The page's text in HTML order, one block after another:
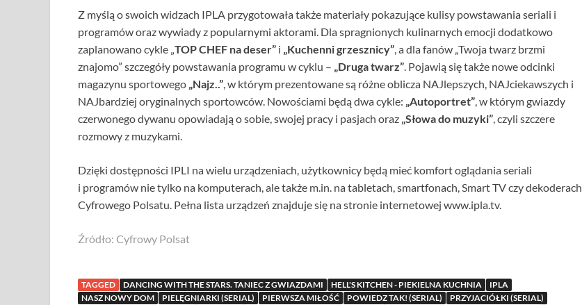
Z myślą o swoich widzach IPLA przygotowała także materiały pokazujące kulisy powstawania seriali i
programów oraz wywiady z popularnymi aktorami. Dla spragnionych kulinarnych emocji dodatkowo
zaplanowano cykle „TOP CHEF na deser” i „Kuchenni grzesznicy”, a dla fanów „Twoja twarz brzmi
znajomo” szczegóły powstawania programu w cyklu – „Druga twarz”. Pojawią się także nowe odcinki
magazynu sportowego „Najz..”, w którym prezentowane są różne oblicza NAJlepszych, NAJciekawszych i
NAJbardziej oryginalnych sportowców. Nowościami będą dwa cykle: „Autoportret”, w którym gwiazdy
czerwonego dywanu opowiadają o sobie, swojej pracy i pasjach oraz „Słowa do muzyki”, czyli szczere
rozmowy z muzykami.
Dzięki dostępności IPLI na wielu urządzeniach, użytkownicy będą mieć komfort oglądania seriali
i programów nie tylko na komputerach, ale także m.in. na tabletach, smartfonach, Smart TV czy dekoderach
Cyfrowego Polsatu. Pełna lista urządzeń znajduje się na stronie internetowej www.ipla.tv.
Źródło: Cyfrowy Polsat
TAGGED DANCING WITH THE STARS. TANIEC Z GWIAZDAMI HELL'S KITCHEN - PIEKIELNA KUCHNIA
IPLA
NASZ NOWY DOM
PIELĘGNIARKI (SERIAL) PIERWSZA MIŁOŚĆ POWIEDZ TAK! (SERIAL)
PRZYJACIÓŁKI (SERIAL)